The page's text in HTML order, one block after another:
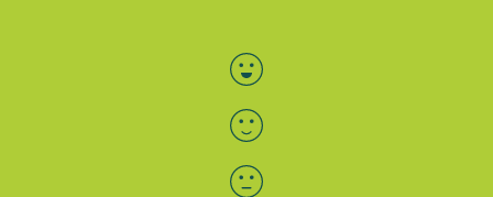
Bewertung auswählen